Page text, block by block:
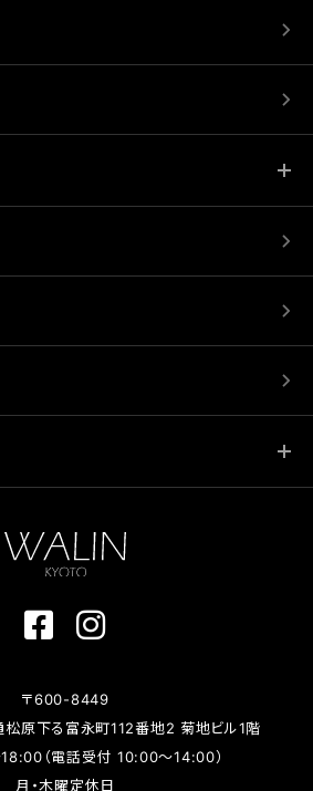
〒600-8449
原下る富永町112番地2 菊地ビル1階
（電話受付 10:00～14:00）
月・木曜定休日